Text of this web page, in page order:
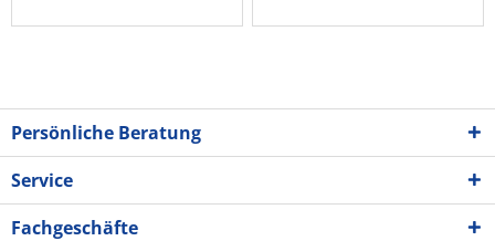
Persönliche Beratung
Service
Fachgeschäfte